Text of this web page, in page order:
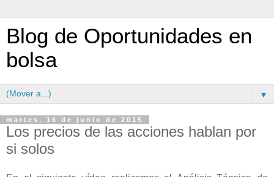
Blog de Oportunidades en
bolsa
▼
martes, 16 de junio de 2015
Los precios de las acciones hablan por
si solos